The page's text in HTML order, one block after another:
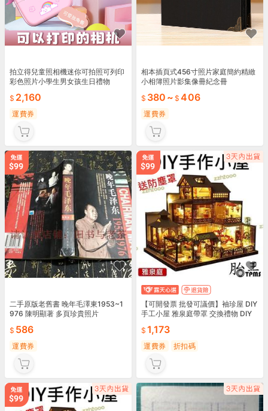
拍立得兒童照相機迷你可拍照可列印
彩色照片小學生男女孩生日禮物
2,160
運費券
相本插頁式456寸照片家庭簡約精緻
小相簿照片影集像冊紀念冊
380 ~ 406
運費券
二手原版老舊書 晚年毛澤東1953~1
976 陳明顯著 多頁珍貴照片
586
運費券
【可開發票 批發可議價】袖珍屋 DIY
手工小屋 雅泉庭帶罩 交換禮物 DIY
1,173
運費券 折扣碼